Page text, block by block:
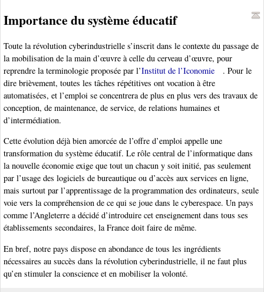
Importance du système éducatif
Toute la révolution cyberindustrielle s’inscrit dans le contexte du passage de
la mobilisation de la main d’œuvre à celle du cerveau d’œuvre, pour
reprendre la terminologie proposée par l’Institut de l’Iconomie
. Pour le
dire brièvement, toutes les tâches répétitives ont vocation à être
automatisées, et l’emploi se concentrera de plus en plus vers des travaux de
conception, de maintenance, de service, de relations humaines et
d’intermédiation.
Cette évolution déjà bien amorcée de l’offre d’emploi appelle une
transformation du système éducatif. Le rôle central de l’informatique dans
la nouvelle économie exige que tout un chacun y soit initié, pas seulement
par l’usage des logiciels de bureautique ou d’accès aux services en ligne,
mais surtout par l’apprentissage de la programmation des ordinateurs, seule
voie vers la compréhension de ce qui se joue dans le cyberespace. Un pays
comme l’Angleterre a décidé d’introduire cet enseignement dans tous ses
établissements secondaires, la France doit faire de même.
En bref, notre pays dispose en abondance de tous les ingrédients
nécessaires au succès dans la révolution cyberindustrielle, il ne faut plus
qu’en stimuler la conscience et en mobiliser la volonté.